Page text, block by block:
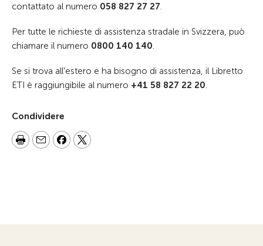
contattato al numero 058 827 27 27
Per tutte le richieste di assistenza stradale in Svizzera, può
chiamare il numero 0800 140 140
Se si trova all'estero e ha bisogno di assistenza, il Libretto
ETI è raggiungibile al numero +41 58 827 22 20
Condividere